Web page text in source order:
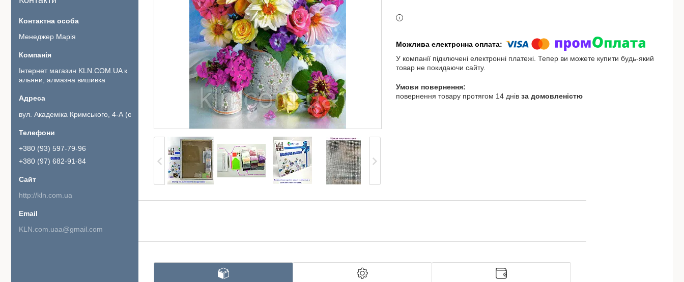
У компанії підключені електронні платежі. Тепер ви можете купити будь-який
товар не покидаючи сайту.
повернення товару протягом 14 днів за домовленістю
Менеджер Марія
Інтернет магазин KLN.COM.UA к
альяни, алмазна вишивка
вул. Академіка Кримського, 4-А (офіс 111)., Київ, Україна
+380 (93) 597-79-96
+380 (97) 682-91-84
http://kln.com.ua
KLN.com.uaa@gmail.com